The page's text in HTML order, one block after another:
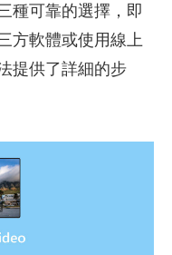
種可靠的選擇，即
方軟體或使用線上
提供了詳細的步